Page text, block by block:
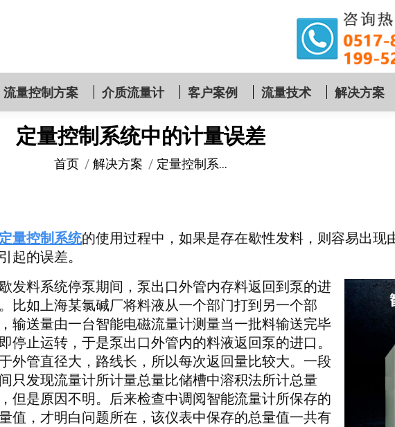
流量控制方案 介质流量计 客户案例 流量技术 解决方案
定量控制系统中的计量误差
您在这里：
首页 解决方案 定量控制系…
定量控制系统的使用过程中，如果是存在歇性发料，则容易出现
起的误差。
发料系统停泵期间，泵出口外管内存料返回到泵的进
比如上海某氯碱厂将料液从一个部门打到另一个部
输送量由一台智能电磁流量计测量当一批料输送完毕
停止运转，于是泵出口外管内的料液返回泵的进口。
外管直径大，路线长，所以每次返回量比较大。一段
只发现流量计所计量总量比储槽中溶积法所计总量
但是原因不明。后来检查中调阅智能流量计所保存的
值，才明白问题所在，该仪表中保存的总量值一共有